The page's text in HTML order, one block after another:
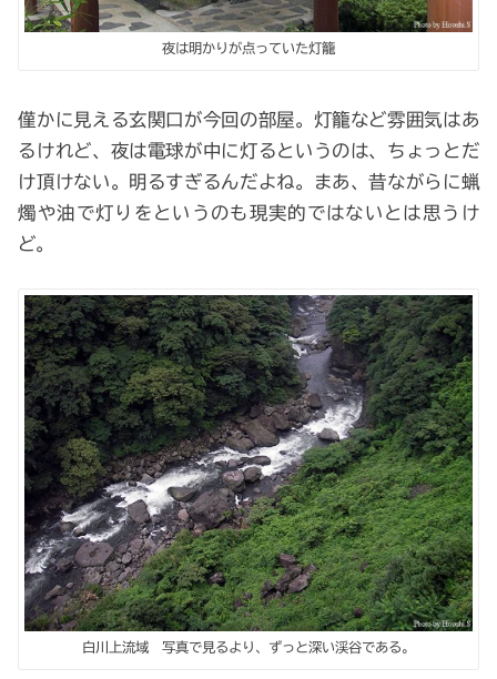
夜は明かりが点っていた灯籠
僅かに見える玄関口が今回の部屋。灯籠など雰囲気はあ
るけれど、夜は電球が中に灯るというのは、ちょっとだ
け頂けない。明るすぎるんだよね。まあ、昔ながらに蝋
燭や油で灯りをというのも現実的ではないとは思うけ
ど。
白川上流域 写真で見るより、ずっと深い渓谷である。